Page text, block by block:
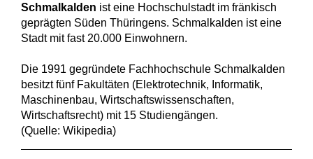
Schmalkalden ist eine Hochschulstadt im fränkisch
geprägten Süden Thüringens. Schmalkalden ist eine
Stadt mit fast 20.000 Einwohnern.
Die 1991 gegründete Fachhochschule Schmalkalden
besitzt fünf Fakultäten (Elektrotechnik, Informatik,
Maschinenbau, Wirtschaftswissenschaften,
Wirtschaftsrecht) mit 15 Studiengängen.
(Quelle: Wikipedia)